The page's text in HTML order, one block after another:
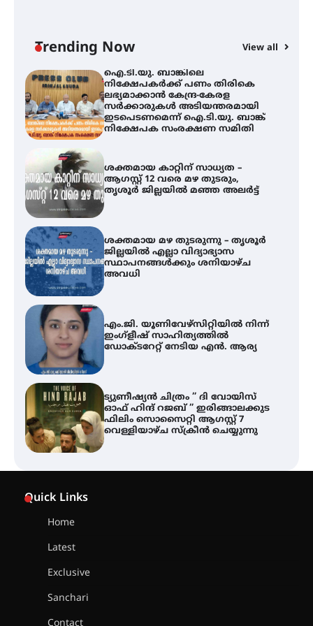
Trending Now View all
ഇടപെടണമെന്ന് ഐ.ടി.യു. ബാങ്ക്
നിക്ഷേപക സംരക്ഷണ സമിതി
ശക്തമായ കാറ്റിന് സാധ്യത –
ആഗസ്റ്റ് 12 വരെ മഴ തുടരും,
തൃശൂർ ജില്ലയിൽ മഞ്ഞ അലർട്ട്
ശക്തമായ മഴ തുടരുന്നു – തൃശൂർ
ജില്ലയിൽ എല്ലാ വിദ്യാഭ്യാസ
സ്ഥാപനങ്ങൾക്കും ശനിയാഴ്ച
അവധി
എം.ജി. യൂണിവേഴ്‌സിറ്റിയിൽ നിന്ന്
ഇംഗ്ളീഷ് സാഹിത്യത്തിൽ
ഡോക്ടറേറ്റ് നേടിയ എൻ. ആര്യ
ട്യുണീഷ്യൻ ചിത്രം ” ദി വോയിസ്
ഓഫ് ഹിന്ദ് റജബ് ” ഇരിങ്ങാലക്കുട
ഫിലിം സൊസൈറ്റി ആഗസ്റ്റ് 7
വെള്ളിയാഴ്ച സ്‌ക്രീൻ ചെയ്യുന്നു
തിരനോട്ടം ‘അരങ്ങ് 2026’ ഉണർന്നു
Quick Links
Home
Latest
Exclusive
Sanchari